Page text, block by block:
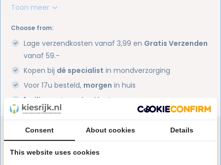
Toon meer
Choose from:
Lage verzendkosten vanaf 3,99 en Gratis Verzenden
vanaf 59.-
Kopen bij dé specialist in mondverzorging
Voor 17u besteld, morgen in huis
1 miljoen+
tevreden klanten
Heb je een vraag over dit product?
Onze specialisten helpen je graag! Spreek ons aan
Consent About cookies Details
This website uses cookies